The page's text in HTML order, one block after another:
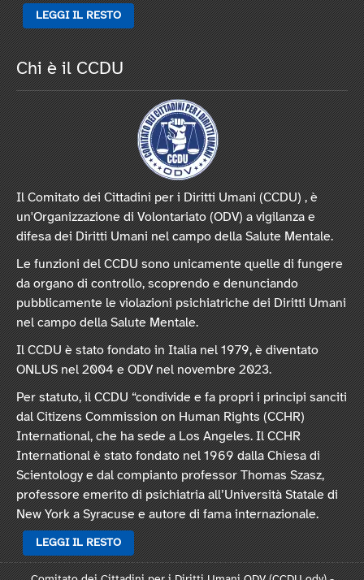
LEGGI IL RESTO
Chi è il CCDU
Il Comitato dei Cittadini per i Diritti Umani (CCDU) , è
un'Organizzazione di Volontariato (ODV) a vigilanza e
difesa dei Diritti Umani nel campo della Salute Mentale.
Le funzioni del CCDU sono unicamente quelle di fungere
da organo di controllo, scoprendo e denunciando
pubblicamente le violazioni psichiatriche dei Diritti Umani
nel campo della Salute Mentale.
Il CCDU è stato fondato in Italia nel 1979, è diventato
ONLUS nel 2004 e ODV nel novembre 2023.
Per statuto, il CCDU “condivide e fa propri i principi sanciti
dal Citizens Commission on Human Rights (CCHR)
International, che ha sede a Los Angeles. Il CCHR
International è stato fondato nel 1969 dalla Chiesa di
Scientology e dal compianto professor Thomas Szasz,
professore emerito di psichiatria all’Università Statale di
New York a Syracuse e autore di fama internazionale.
LEGGI IL RESTO